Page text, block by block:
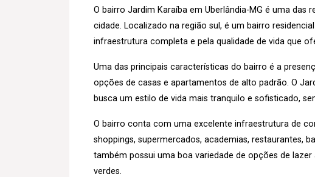
O bairro Jardim Karaíba em Uberlândia-MG é uma das
cidade. Localizado na região sul, é um bairro
infraestrutura completa e pela qualidade de vida que
Uma das principais características do bairro é a
opções de casas e apartamentos de alto padrão. O
busca um estilo de vida mais tranquilo e sofisticado,
O bairro conta com uma excelente infraestrutura de
shoppings, supermercados, academias, restaurantes,
também possui uma boa variedade de opções de
verdes.